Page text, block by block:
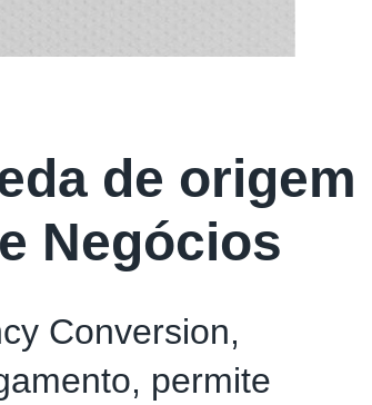
de origem
Negócios
Conversion,
permite